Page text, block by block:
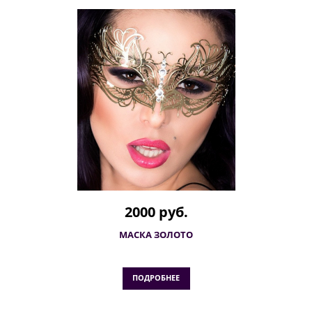
2000 руб.
МАСКА ЗОЛОТО
ПОДРОБНЕЕ